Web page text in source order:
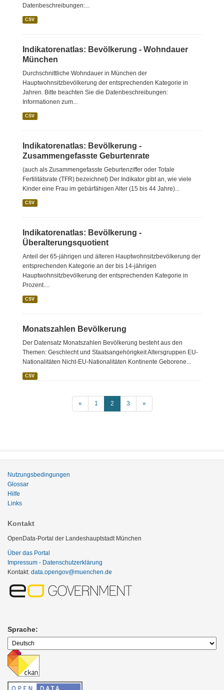
Datenbeschreibungen:...
CSV
Indikatorenatlas: Bevölkerung - Wohndauer
München
Durchschnittliche Wohndauer in München der
Hauptwohnsitzbevölkerung der entsprechenden Kategorie in
Jahren. Bitte beachten Sie die Datenbeschreibungen:
Informationen zum...
CSV
Indikatorenatlas: Bevölkerung -
Zusammengefasste Geburtenrate
(auch als Zusammengefasste Geburtenziffer oder Totale
Fertilitätsrate (TFR) bezeichnet) Der Indikator gibt an, wie viele
Kinder eine Frau im gebärfähigen Alter (15 bis 44 Jahre)...
CSV
Indikatorenatlas: Bevölkerung -
Überalterungsquotient
Anteil der 65-jährigen und älteren Hauptwohnsitzbevölkerung der
entsprechenden Kategorie an der bis 14-jährigen
Hauptwohnsitzbevölkerung der entsprechenden Kategorie in
Prozent....
CSV
Monatszahlen Bevölkerung
Der Datensatz Monatszahlen Bevölkerung besteht aus den
Themen: Geschlecht und Staatsangehörigkeit Altersgruppen EU-
Nationalitäten Nicht-EU-Nationalitäten Kontinente Geborene...
CSV
« 1 2 3 »
Nutzungsbedingungen
Glossar
Hilfe
Links
Kontakt
OpenData-Portal der Landeshauptstadt München
Über das Portal
Impressum - Datenschutzerklärung
Kontakt: data.opengov@muenchen.de
Sprache